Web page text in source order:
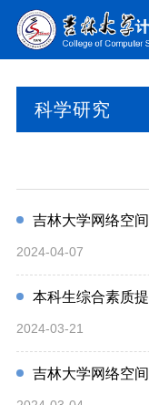
科学研究
吉林大学网络空
2024-04-07
本科生综合素质
2024-03-21
吉林大学网络空